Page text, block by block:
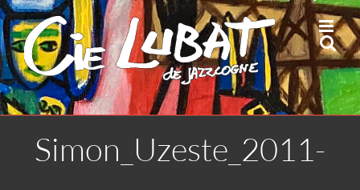
Passer
au
contenu
Simon_Uzeste_2011-